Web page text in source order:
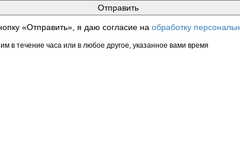
«Отправить», я даю согласие на обработку
в течение часа или в любое другое, указанное вами время